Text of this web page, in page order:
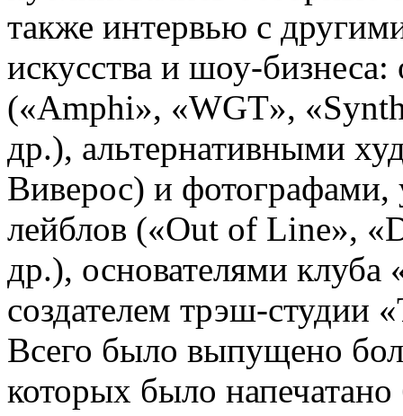
также интервью с
искусства и шоу-бизнеса:
(«Amphi», «WGT»,
др.), альтернативными
Виверос) и
лейблов («Out of Line»,
др.), основателями
создателем трэш-
Всего было выпущено
которых было